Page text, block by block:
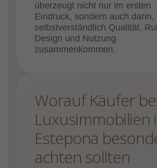
überzeugt nicht nur im ersten
Eindruck, sondern auch darin,
selbstverständlich Qualität,
Design und Nutzung
zusammenkommen.
Worauf Käufer
Luxusimmobilien
Estepona
achten sollten